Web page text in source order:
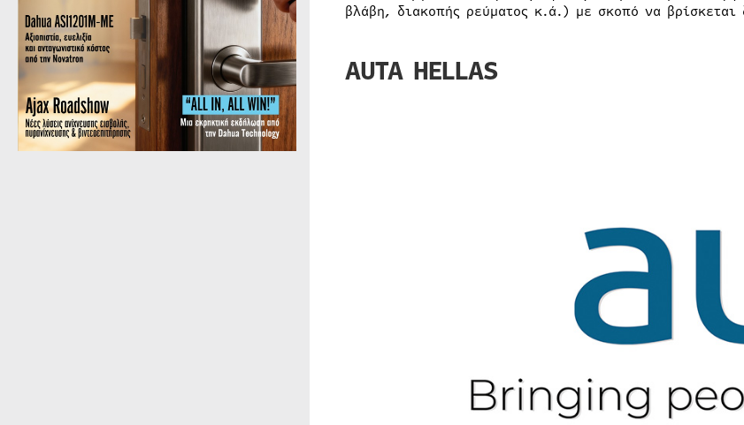
βλάβη, διακοπής ρεύματος κ.ά.) με σκοπό να
AUTA HELLAS